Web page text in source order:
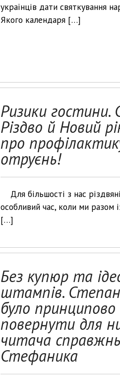
українців дати святкування
Якого календаря […]
Ризики гостини.
Різдво й Новий
про
отруєнь!
Для більшості з нас
особливий час, коли ми разом
[…]
Без купюр та
штампів.
було
повернути для
читача
Стефаника